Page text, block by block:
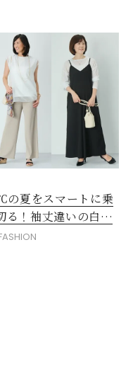
の夏をスマートに乗
る！袖丈違いの白シ
2枚で5着回し